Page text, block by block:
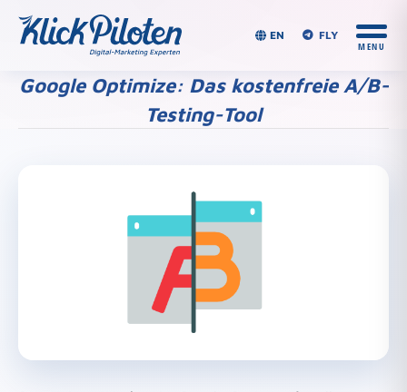
EN FLY
Google Optimize: Das kostenfreie A/B-
Testing-Tool